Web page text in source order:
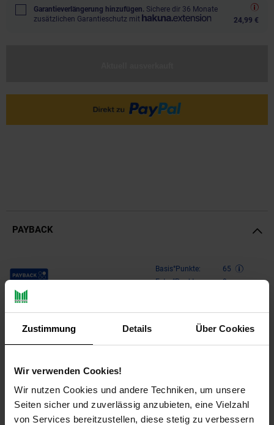
Zustimmung Details Über Cookies
Wir verwenden Cookies!
Wir nutzen Cookies und andere Techniken, um unsere
Seiten sicher und zuverlässig anzubieten, eine Vielzahl
von Services bereitzustellen, diese stetig zu verbessern
Garantieverlängerung hinzufügen. Sichere dir 36 Monate
zusätzlichen Garantieschutz mit
24,99 €
PAYBACK
Payback Punkte Basis°Punkte:
65
Extra°Punkte:
0
Produktbeschreibung
Blickfang in Ihrem Garten.
Zwei Funktionen in Einem bietet Ihnen dieser attraktive
Buschbeck Mexiko-Grill-Kamin Circle
- als wärmender